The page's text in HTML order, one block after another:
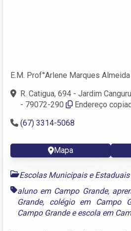
E.M. Prof°Arlene Marques Almeida
R. Catigua, 694 - Jardim
- 79072-290
Endereço
(67) 3314-5068
Mapa
Escolas Municipais e
aluno em Campo Grande,
Grande, colégio em Campo
Campo Grandeeescola em